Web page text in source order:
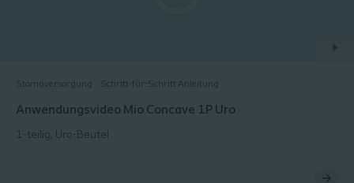
Stomaversorgung Schritt-für-Schritt Anleitung
Anwendungsvideo Mio Concave 1P Uro
1-teilig, Uro-Beutel